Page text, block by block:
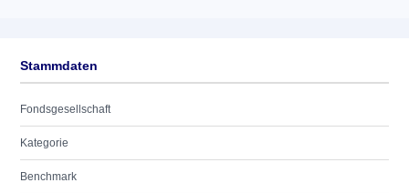
Stammdaten
Fondsgesellschaft
Kategorie
Benchmark